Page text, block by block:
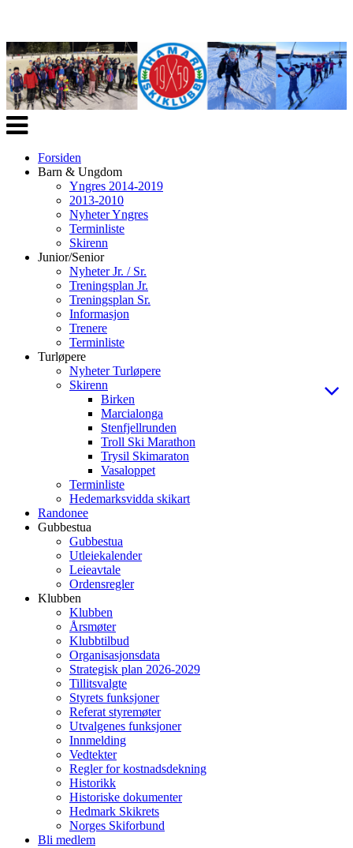
Veksle
navigasjon
Forsiden
Barn & Ungdom
Yngres 2014-2019
2013-2010
Nyheter Yngres
Terminliste
Skirenn
Junior/Senior
Nyheter Jr. / Sr.
Treningsplan Jr.
Treningsplan Sr.
Informasjon
Trenere
Terminliste
Turløpere
Nyheter Turløpere
Skirenn
Birken
Marcialonga
Stenfjellrunden
Troll Ski Marathon
Trysil Skimaraton
Vasaloppet
Terminliste
Hedemarksvidda skikart
Randonee
Gubbestua
Gubbestua
Utleiekalender
Leieavtale
Ordensregler
Klubben
Klubben
Årsmøter
Klubbtilbud
Organisasjonsdata
Strategisk plan 2026-2029
Tillitsvalgte
Styrets funksjoner
Referat styremøter
Utvalgenes funksjoner
Innmelding
Vedtekter
Regler for kostnadsdekning
Historikk
Historiske dokumenter
Hedmark Skikrets
Norges Skiforbund
Bli medlem